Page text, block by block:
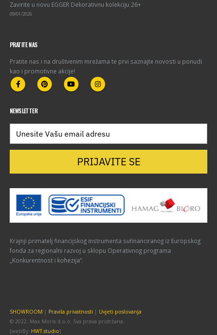
Zavirite u novu EGGER Dekorativnu kolekciju 26+
09/01/2026
PRATITE NAS
Pratite nas i na društvenim mrežama te prvi saznajte novosti u ponudi
kao i promotivne akcije!
NEWSLETTER
PRIJAVITE SE
Krajnji primatelj financijskog instrumenta sufinanciranog iz Europskog
fonda za regionalni razvoj u sklopu Operativnog programa
„Konkurentnost i kohezija“.
SHOWROOM | Pravila privatnosti | Uvjeti poslovanja
© 2022. Max Moris d.o.o. Sva prava pridržana.
[webBy: HWT.studio]